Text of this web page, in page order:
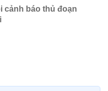
cảnh báo thủ đoạn